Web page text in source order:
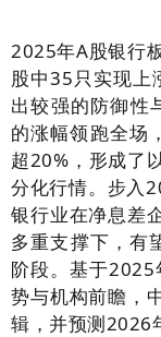
2025年A股银行
股中35只实现上
出较强的防御性
的涨幅领跑全场
超20%，形成了
分化行情。步入
银行业在净息差
多重支撑下，有
阶段。基于
势与机构前瞻，
辑，并预测2026